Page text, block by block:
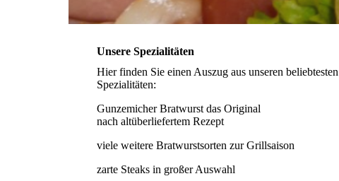
Unsere Spezialitäten
Hier finden Sie einen Auszug aus unseren
Spezialitäten:
Gunzemicher Bratwurst das Original
nach altüberliefertem Rezept
viele weitere Bratwurstsorten zur Grillsaison
zarte Steaks in großer Auswahl